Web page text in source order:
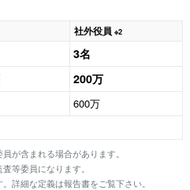
社外役員 ※2
3名
200万
600万
が含まれる場合があります。
等委員になります。
詳細な定義は報告書をご覧下さい。